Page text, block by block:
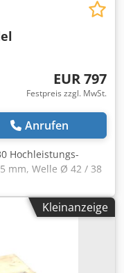
EUR 797
Festpreis zzgl. MwSt.
Anrufen
Hochleistungs-
mm, Welle Ø 42 / 38
51,5 mm, innen Ø
Lieferumfang
Kleinanzeige